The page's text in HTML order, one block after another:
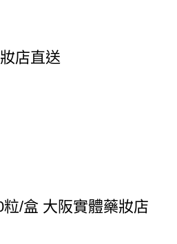
店直送
/盒 大阪實體藥妝店